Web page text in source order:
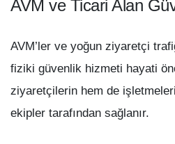
AVM ve Ticari Alan
AVM’ler ve yoğun ziyaretçi
fiziki güvenlik hizmeti hayati
ziyaretçilerin hem de
ekipler tarafından sağlanır.